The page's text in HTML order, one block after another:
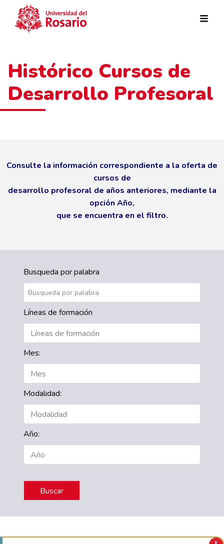
Histórico Cursos de
Desarrollo Profesoral
Consulte la información correspondiente a la oferta de
cursos de
desarrollo profesoral de años anteriores, mediante la
opción Año,
que se encuentra en el filtro.
Busqueda por palabra
Líneas de formación
Mes:
Modalidad:
Año: